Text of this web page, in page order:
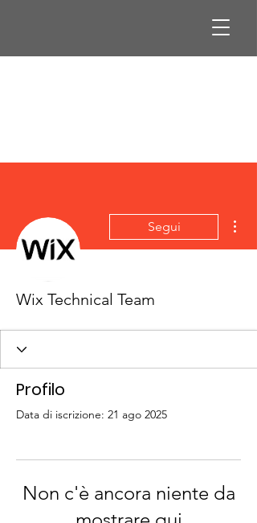
Segui
Wix Technical Team
Profilo
Data di iscrizione: 21 ago 2025
Non c'è ancora niente da